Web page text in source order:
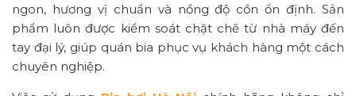
ngon, hương vị chuẩn và nồng độ cồn ổn định. Sản
phẩm luôn được kiểm soát chặt chẽ từ nhà máy đến
tay đại lý, giúp quán bia phục vụ khách hàng một cách
chuyên nghiệp.